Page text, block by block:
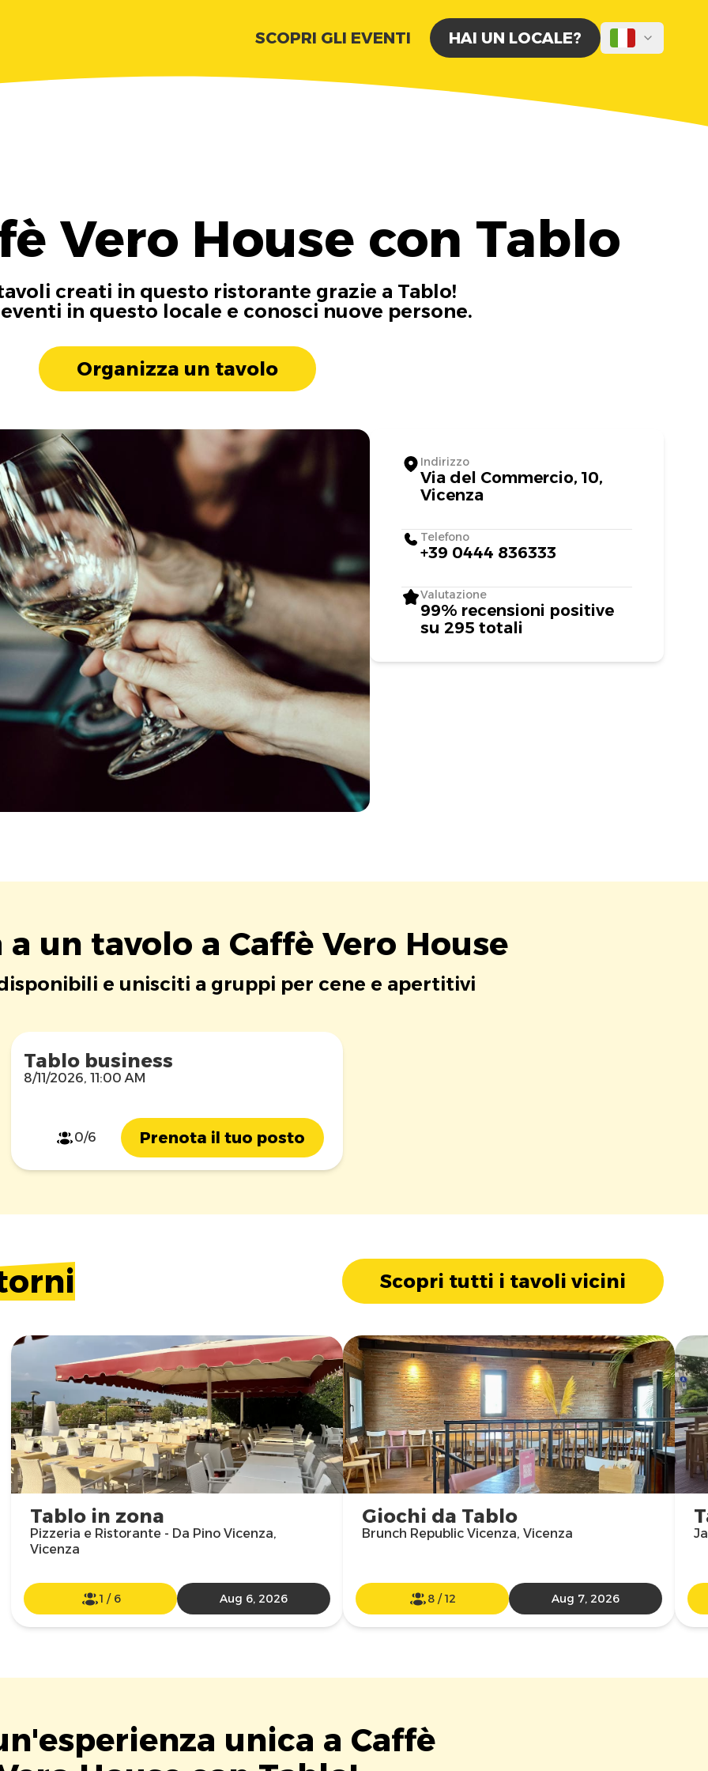
SCOPRI GLI EVENTI HAI UN LOCALE?
Vero House con Tablo
creati in questo ristorante grazie a Tablo!
in questo locale e conosci nuove persone.
Organizza un tavolo
Indirizzo
Via del Commercio, 10,
Vicenza
Telefono
+39 0444 836333
Valutazione
99% recensioni positive
su 295 totali
un tavolo a Caffè Vero House
e unisciti a gruppi per cene e apertitivi
Tablo business
8/11/2026, 11:00 AM
0/6 Prenota il tuo posto
Scopri tutti i tavoli vicini
Tablo in zona
Pizzeria e Ristorante - Da Pino Vicenza,
Vicenza
1 / 6 Aug 6, 2026
Giochi da Tablo
Brunch Republic Vicenza, Vicenza
8 /12 Aug 7, 2026
unica a Caffè